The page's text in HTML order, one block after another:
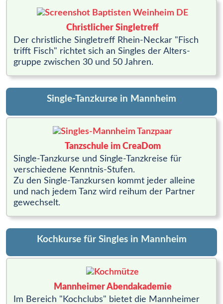
Christlicher Singletreff
Der christliche Singletreff Rhein-Neckar "Fisch
trifft Fisch" richtet sich an Singles der Alters­
gruppe zwischen 30 und 50 Jahren.
Single-Tanzkurse in Mannheim
Tanzschule im CreaDom
Single-Tanzkurse und Single-Tanzkreise für
verschiedene Kenntnis-Stufen.
Zu den Single-Tanzkursen kommt jeder alleine
und nach jedem Tanz wird reihum der Partner
gewechselt.
Kochkurse für Singles in Mannheim
Mannheimer Abendakademie
Im Bereich "Kochclubs" bietet die Mannheimer